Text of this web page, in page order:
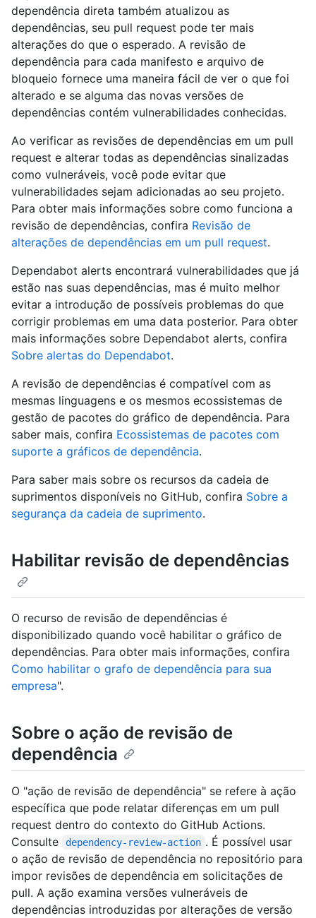
dependência direta também atualizou as
dependências, seu pull request pode ter mais
alterações do que o esperado. A revisão de
dependência para cada manifesto e arquivo de
bloqueio fornece uma maneira fácil de ver o que foi
alterado e se alguma das novas versões de
dependências contém vulnerabilidades conhecidas.
Ao verificar as revisões de dependências em um pull
request e alterar todas as dependências sinalizadas
como vulneráveis, você pode evitar que
vulnerabilidades sejam adicionadas ao seu projeto.
Para obter mais informações sobre como funciona a
revisão de dependências, confira Revisão de
alterações de dependências em um pull request.
Dependabot alerts encontrará vulnerabilidades que já
estão nas suas dependências, mas é muito melhor
evitar a introdução de possíveis problemas do que
corrigir problemas em uma data posterior. Para obter
mais informações sobre Dependabot alerts, confira
Sobre alertas do Dependabot.
A revisão de dependências é compatível com as
mesmas linguagens e os mesmos ecossistemas de
gestão de pacotes do gráfico de dependência. Para
saber mais, confira Ecossistemas de pacotes com
suporte a gráficos de dependência.
Para saber mais sobre os recursos da cadeia de
suprimentos disponíveis no GitHub, confira Sobre a
segurança da cadeia de suprimento.
Habilitar revisão de dependências
O recurso de revisão de dependências é
disponibilizado quando você habilitar o gráfico de
dependências. Para obter mais informações, confira
Como habilitar o grafo de dependência para sua
empresa".
Sobre o ação de revisão de
dependência
O "ação de revisão de dependência" se refere à ação
específica que pode relatar diferenças em um pull
request dentro do contexto do GitHub Actions.
Consulte
dependency-review-action . É possível usar
o ação de revisão de dependência no repositório para
impor revisões de dependência em solicitações de
pull. A ação examina versões vulneráveis de
dependências introduzidas por alterações de versão